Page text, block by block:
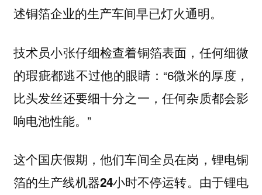
述铜箔企业的生产车间早已灯火通明。
技术员小张仔细检查着铜箔表面，任何细微
的瑕疵都逃不过他的眼睛：“6微米的厚度，
比头发丝还要细十分之一，任何杂质都会影
响电池性能。”
这个国庆假期，他们车间全员在岗 ，锂电铜
箔的生产线机器24小时不停运转。 由于锂电